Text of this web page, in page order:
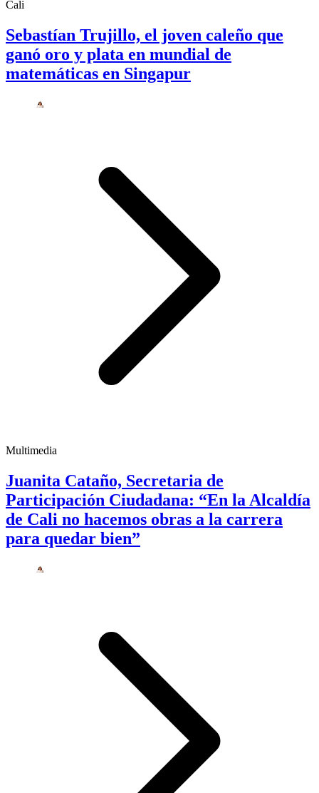
Cali
Sebastían Trujillo, el joven caleño que
ganó oro y plata en mundial de
matemáticas en Singapur
Multimedia
Juanita Cataño, Secretaria de
Participación Ciudadana: “En la Alcaldía
de Cali no hacemos obras a la carrera
para quedar bien”